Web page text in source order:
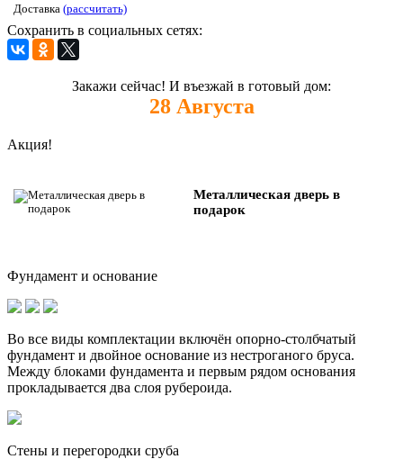
Доставка (рассчитать)
Сохранить в социальных сетях:
Закажи сейчас! И въезжай в готовый дом:
28 Августа
Акция!
Металлическая дверь в
подарок
Фундамент и основание
Во все виды комплектации включён опорно-столбчатый
фундамент и двойное основание из нестроганого бруса.
Между блоками фундамента и первым рядом основания
прокладывается два слоя рубероида.
Стены и перегородки сруба